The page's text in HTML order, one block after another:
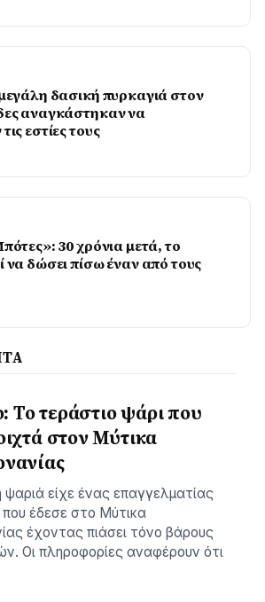
δασική πυρκαγιά στον
αναγκάστηκαν να
εστίες τους
30 χρόνια μετά, το
να δώσει πίσω έναν από τους
Το τεράστιο ψάρι που
στον Μύτικα
ψαριά είχε ένας επαγγελματίας
έδεσε στο Μύτικα
έχοντας πιάσει τόνο βάρους
Οι πληροφορίες αναφέρουν ότι